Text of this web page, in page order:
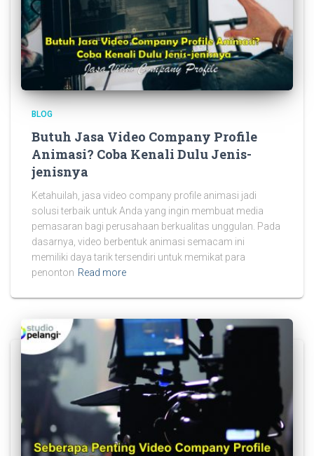
BLOG
Butuh Jasa Video Company Profile
Animasi? Coba Kenali Dulu Jenis-
jenisnya
Ketahuilah, jasa video company profile animasi jadi
solusi terbaik untuk Anda yang ingin membuat media
pemasaran bagi perusahaan berkualitas unggulan. Pada
dasarnya, video berbentuk animasi semacam ini
memiliki daya tarik tersendiri untuk memikat para
penonton Read more